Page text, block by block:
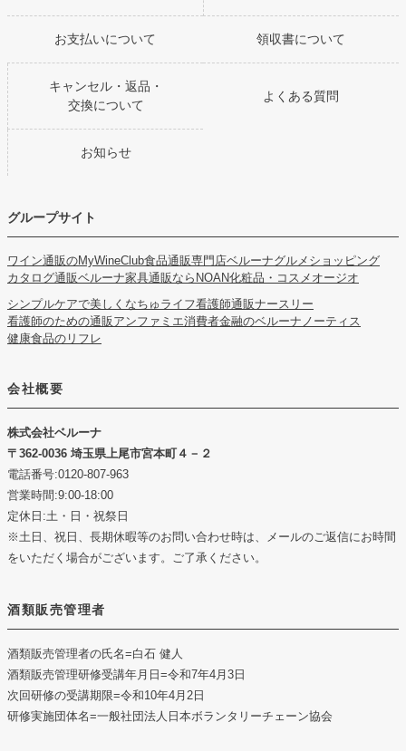
お支払いについて 領収書について
キャンセル・返品・
交換について
よくある質問
お知らせ
グループサイト
ワイン通販のMyWineClub食品通販専門店ベルーナグルメショッピング
カタログ通販ベルーナ家具通販ならNOAN化粧品・コスメオージオ
シンプルケアで美しくなちゅライフ看護師通販ナースリー
看護師のための通販アンファミエ消費者金融のベルーナノーティス
健康食品のリフレ
会社概要
株式会社ベルーナ
362-0036 埼玉県上尾市宮本町４－２
電話番号:0120-807-963
営業時間:9:00-18:00
定休日:土・日・祝祭日
※土日、祝日、長期休暇等のお問い合わせ時は、メールのご返信にお時間
をいただく場合がございます。ご了承ください。
酒類販売管理者
酒類販売管理者の氏名=白石 健人
酒類販売管理研修受講年月日 =令和7年4月3日
次回研修の受講期限=令和10年4月2日
研修実施団体名=一般社団法人日本ボランタリーチェーン協会